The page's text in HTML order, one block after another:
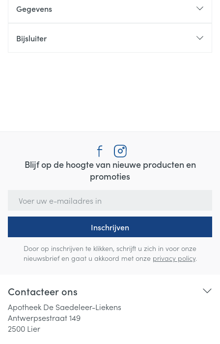
Gegevens
Bijsluiter
Blijf op de hoogte van nieuwe producten en
promoties
Inschrijven
Door op inschrijven te klikken, schrijft u zich in voor onze
nieuwsbrief en gaat u akkoord met onze privacy policy.
Contacteer ons
Apotheek De Saedeleer-Liekens
Antwerpsestraat 149
2500 Lier